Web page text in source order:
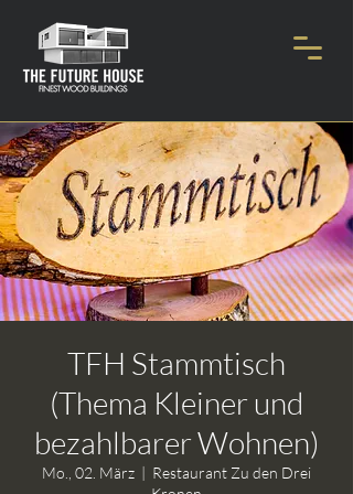
TFH Stammtisch
(Thema Kleiner und
bezahlbarer Wohnen)
Mo., 02. März
  |
Restaurant Zu den Drei